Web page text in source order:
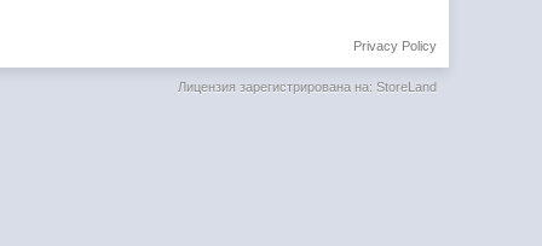
Privacy Policy
Лицензия зарегистрирована на: StoreLand